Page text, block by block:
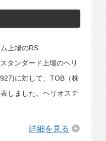
上場のRS
タンダード上場のヘリ
に対して、TOB（株
しました。ヘリオステ
詳細を見る